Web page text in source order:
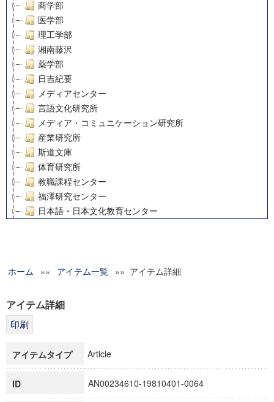
商学部
医学部
理工学部
湘南藤沢
薬学部
日吉紀要
メディアセンター
言語文化研究所
メディア・コミュニケーション研究所
産業研究所
斯道文庫
体育研究所
教職課程センター
福澤研究センター
日本語・日本文化教育センター
グローバルリサーチインスティテュート
科学研究費補助金研究成果報告書
博士課程教育リーディングプログラム「超成熟社会発展のサ
ホーム »» アイテム一覧 »» アイテム詳細
アイテム詳細
アイテムタイプ Article
ID AN00234610-19810401-0064